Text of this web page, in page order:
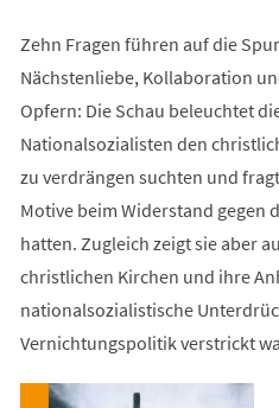
Zehn Fragen führen auf die
Nächstenliebe, Kollaboration
Opfern: Die Schau beleuchtet
Nationalsozialisten den
zu verdrängen suchten und
Motive beim Widerstand gegen
hatten. Zugleich zeigt sie aber
christlichen Kirchen und ihre
nationalsozialistische
Vernichtungspolitik verstrickt